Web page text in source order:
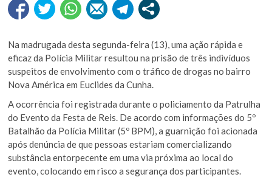
Na madrugada desta segunda-feira (13), uma ação rápida e
eficaz da Polícia Militar resultou na prisão de três indivíduos
suspeitos de envolvimento com o tráfico de drogas no bairro
Nova América em Euclides da Cunha.
A ocorrência foi registrada durante o policiamento da Patrulha
do Evento da Festa de Reis. De acordo com informações do 5º
Batalhão da Polícia Militar (5º BPM), a guarnição foi acionada
após denúncia de que pessoas estariam comercializando
substância entorpecente em uma via próxima ao local do
evento, colocando em risco a segurança dos participantes.